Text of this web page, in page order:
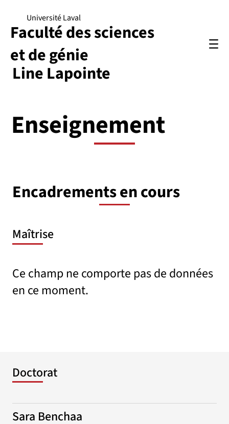
Line Lapointe
Université Laval
Faculté des sciences
et de génie
Enseignement
Encadrements en cours
Maîtrise
Ce champ ne comporte pas de données
en ce moment.
Doctorat
Sara Benchaa